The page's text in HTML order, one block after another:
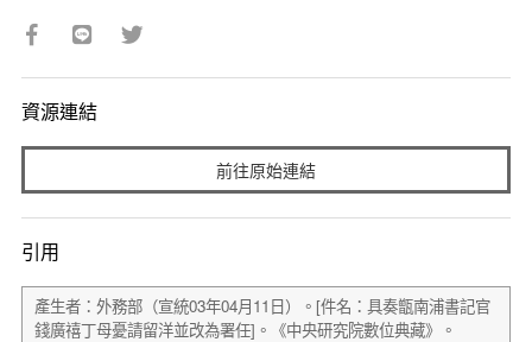
資源連結
前往原始連結
引用